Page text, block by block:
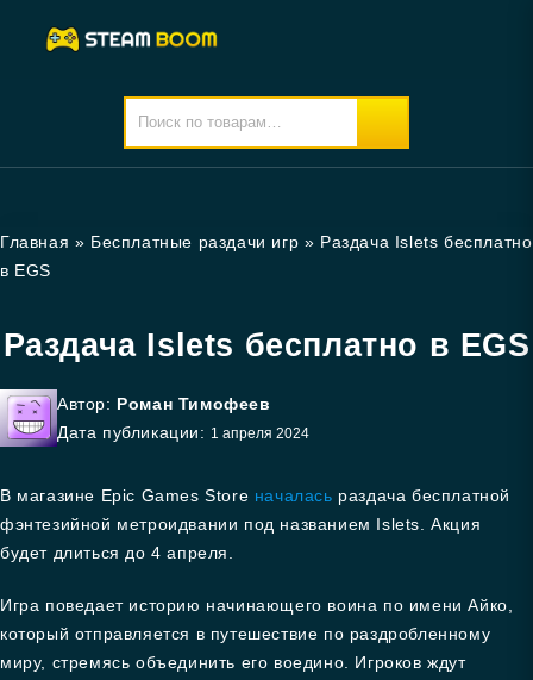
Главная » Бесплатные раздачи игр » Раздача Islets бесплатно
в EGS
Раздача Islets бесплатно в EGS
Автор: Роман Тимофеев
Дата публикации: 1 апреля 2024
В магазине Epic Games Store началась раздача бесплатной
фэнтезийной метроидвании под названием Islets. Акция
будет длиться до 4 апреля.
Игра поведает историю начинающего воина по имени Айко,
который отправляется в путешествие по раздробленному
миру, стремясь объединить его воедино. Игроков ждут